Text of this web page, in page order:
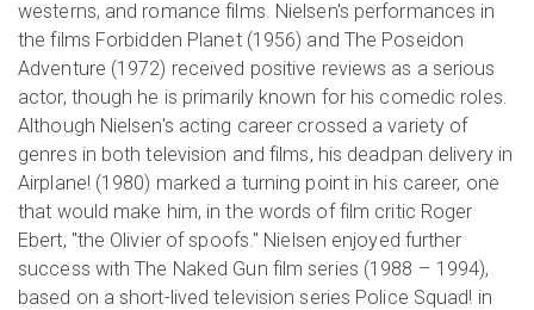
westerns, and romance films. Nielsen's performances in
the films Forbidden Planet (1956) and The Poseidon
Adventure (1972) received positive reviews as a serious
actor, though he is primarily known for his comedic roles.
Although Nielsen's acting career crossed a variety of
genres in both television and films, his deadpan delivery in
Airplane! (1980) marked a turning point in his career, one
that would make him, in the words of film critic Roger
Ebert, "the Olivier of spoofs." Nielsen enjoyed further
success with The Naked Gun film series (1988 – 1994),
based on a short-lived television series Police Squad! in